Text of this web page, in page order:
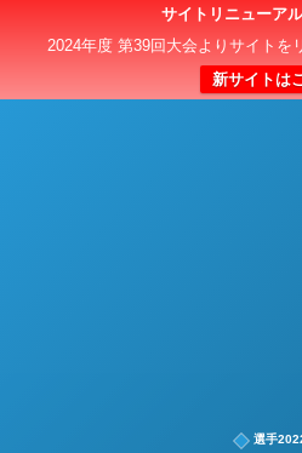
サイトリニューア
2024年度 第39回大会よりサイトを
新サイトは
日本クラブユースサッカ
選手